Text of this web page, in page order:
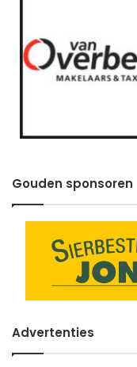
Gouden sponsoren
Advertenties